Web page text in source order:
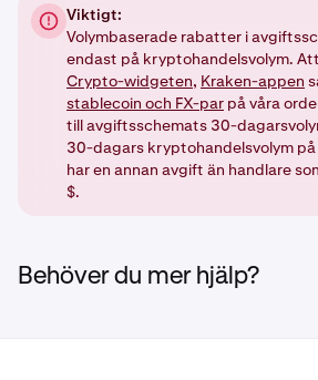
Viktigt:
Volymbaserade rabatter i
endast på kryptohandelsvolym.
Crypto-widgeten, Kraken-appen
stablecoin och FX-par på våra
till avgiftsschemats 30-
30-dagars kryptohandelsvolym
har en annan avgift än handlare
$.
Behöver du mer hjälp?